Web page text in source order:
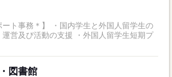
ート事務＊】 ・国内学生と外国人留学生の
営及び活動の支援 ・外国人留学生短期プ
図書館